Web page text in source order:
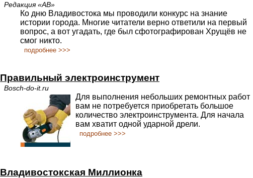
Редакция «АВ»
Ко дню Владивостока мы проводили конкурс на знание
истории города. Многие читатели верно ответили на первый
вопрос, а вот угадать, где был сфотографирован Хрущёв не
смог никто.
подробнее >>>
Правильный электроинструмент
Bosch-do-it.ru
Для выполнения небольших ремонтных работ
вам не потребуется приобретать большое
количество электроинструмента. Для начала
вам хватит одной ударной дрели.
подробнее >>>
Владивостокская Миллионка